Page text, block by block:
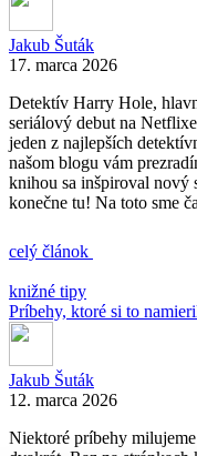
Jakub Šuták
17. marca 2026
Detektív Harry Hole,
seriálový debut na
jeden z najlepších
našom blogu vám
knihou sa inšpiroval nový
konečne tu! Na toto sme
celý článok
knižné tipy
Príbehy, ktoré si to
Jakub Šuták
12. marca 2026
Niektoré príbehy